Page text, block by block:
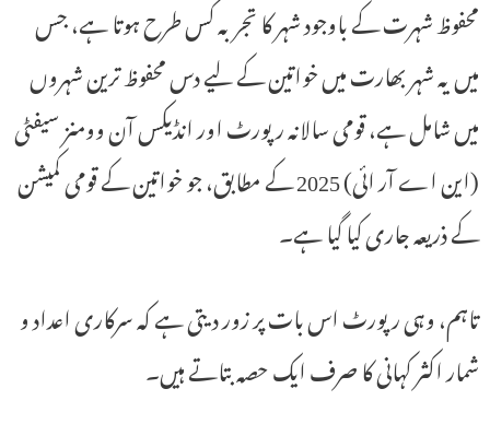
محفوظ شہرت کے باوجود شہر کا تجربہ کس طرح ہوتا ہے، جس
میں یہ شہر بھارت میں خواتین کے لیے دس محفوظ ترین شہروں
میں شامل ہے، قومی سالانہ رپورٹ اور انڈیکس آن وومنز سیفٹی
(این اے آر ائی) 2025 کے مطابق، جو خواتین کے قومی کمیشن
کے ذریعہ جاری کیا گیا ہے۔
تاہم، وہی رپورٹ اس بات پر زور دیتی ہے کہ سرکاری اعداد و
شمار اکثر کہانی کا صرف ایک حصہ بتاتے ہیں۔